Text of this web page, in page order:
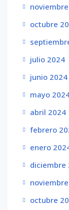
octubre
julio 2024
junio 2024
mayo
abril 2024
febrero
enero
diciembre
octubre